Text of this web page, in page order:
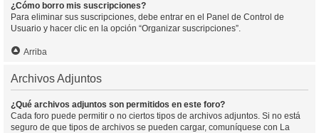
¿Cómo borro mis suscripciones?
Para eliminar sus suscripciones, debe entrar en el Panel de Control de
Usuario y hacer clic en la opción “Organizar suscripciones”.
Arriba
Archivos Adjuntos
¿Qué archivos adjuntos son permitidos en este foro?
Cada foro puede permitir o no ciertos tipos de archivos adjuntos. Si no está
seguro de que tipos de archivos se pueden cargar, comuníquese con La